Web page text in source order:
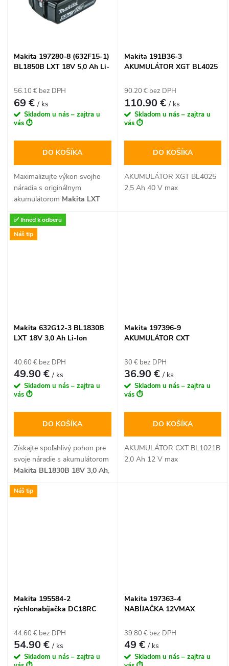
ochranou LXT proti preťaženiu
a prehriatiu.
Makita 197280-8 (632F15-1)
BL1850B LXT 18V 5,0 Ah Li-
indikátorom
56.10 € bez DPH
69 €/ ks
Skladom u nás – zajtra u
vás ⏱️
DO KOŠÍKA
Maximalizujte výkon svojho
náradia s originálnym
akumulátorom Makita LXT
je srdcom najrozsiahlejšieho
systému batériového náradia
neprerušovanú prácu.
Makita 191B36-3
AKUMULÁTOR XGT BL4025
90.20 € bez DPH
110.90 €/ ks
Skladom u nás – zajtra u
vás ⏱️
DO KOŠÍKA
AKUMULÁTOR XGT BL4025
2,5 Ah 40 V max
✅ Ihneď k odberu
Náš tip
Makita 632G12-3 BL1830B
LXT 18V 3,0 Ah Li-Ion
40.60 € bez DPH
49.90 €/ ks
Skladom u nás – zajtra u
vás ⏱️
DO KOŠÍKA
Získajte spoľahlivý pohon pre
svoje náradie s akumulátorom
Makita BL1830B 18V 3,0 Ah,
efektivitu s bleskovým
nasadenie.
Makita 197396-9
AKUMULÁTOR CXT
30 € bez DPH
36.90 €/ ks
Skladom u nás – zajtra u
vás ⏱️
DO KOŠÍKA
AKUMULÁTOR CXT BL1021B
2,0 Ah 12 V max
Náš tip
Makita 195584-2
rýchlonabíjačka DC18RC
44.60 € bez DPH
54.90 €/ ks
Skladom u nás – zajtra u
Makita 197363-4
NABÍJAČKA 12VMAX
39.80 € bez DPH
49 €/ ks
Skladom u nás – zajtra u